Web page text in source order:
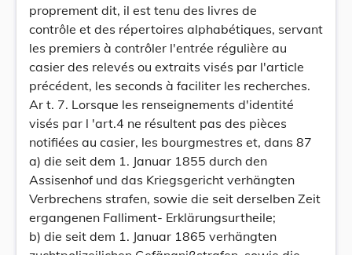
proprement dit, il est tenu des livres de
contrôle et des répertoires alphabétiques, servant
les premiers à contrôler l'entrée régulière au
casier des relevés ou extraits visés par l'article
précédent, les seconds à faciliter les recherches.
Ar t. 7. Lorsque les renseignements d'identité
visés par l 'art.4 ne résultent pas des pièces
notifiées au casier, les bourgmestres et, dans 87
a) die seit dem 1. Januar 1855 durch den
Assisenhof und das Kriegsgericht verhängten
Verbrechens strafen, sowie die seit derselben Zeit
ergangenen Falliment- Erklärungsurtheile;
b) die seit dem 1. Januar 1865 verhängten